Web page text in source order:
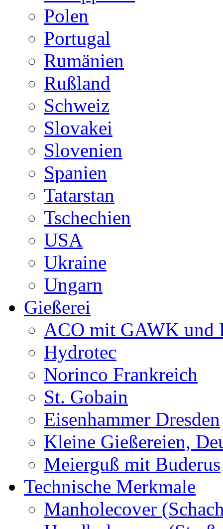
Polen
Portugal
Rumänien
Rußland
Schweiz
Slovakei
Slovenien
Spanien
Tatarstan
Tschechien
USA
Ukraine
Ungarn
Gießerei
ACO mit GAWK und
Hydrotec
Norinco Frankreich
St. Gobain
Eisenhammer Dresden
Kleine Gießereien,
Meierguß mit Buderus
Technische Merkmale
Manholecover